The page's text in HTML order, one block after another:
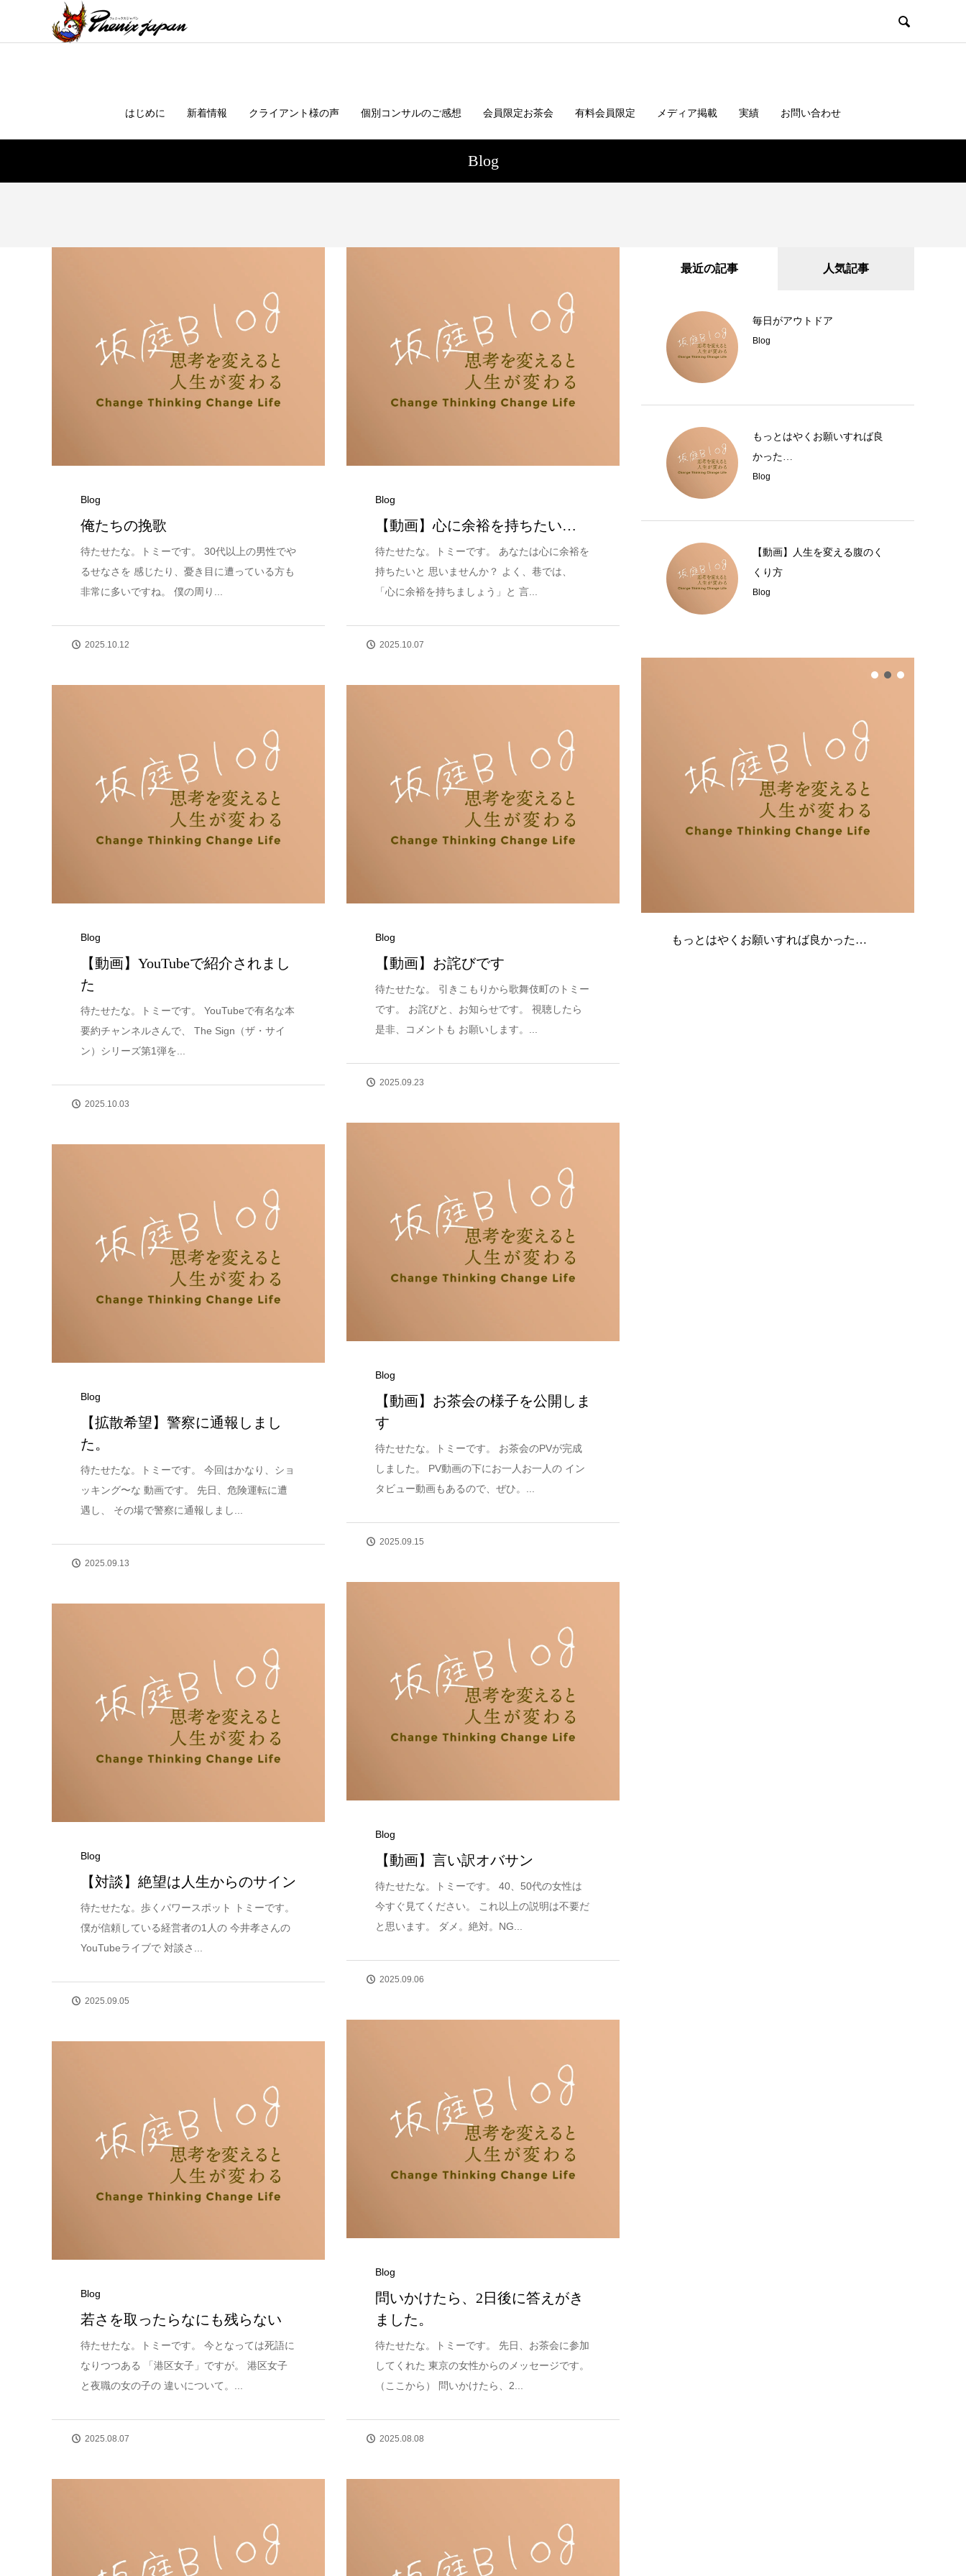

はじめに 新着情報 クライアント様の声 個別コンサルのご感想 会員限定お茶会 有料会員限定 メディア掲載 実績 お問い合わせ
Blog
Blog
俺たちの挽歌
待たせたな。トミーです。 30代以上の男性でや
るせなさを 感じたり、憂き目に遭っている方も
非常に多いですね。 僕の周り...
2025.10.12
Blog
【動画】心に余裕を持ちたい…
待たせたな。トミーです。 あなたは心に余裕を
持ちたいと 思いませんか？ よく、巷では、
「心に余裕を持ちましょう」と 言...
2025.10.07
Blog
【動画】YouTubeで紹介されまし
た
待たせたな。トミーです。 YouTubeで有名な本
要約チャンネルさんで、 The Sign（ザ・サイ
ン）シリーズ第1弾を...
2025.10.03
Blog
【動画】お詫びです
待たせたな。 引きこもりから歌舞伎町のトミー
です。 お詫びと、お知らせです。 視聴したら
是非、コメントも お願いします。...
2025.09.23
Blog
【動画】お茶会の様子を公開しま
す
待たせたな。トミーです。 お茶会のPVが完成
しました。 PV動画の下にお一人お一人の イン
タビュー動画もあるので、ぜひ。...
2025.09.15
Blog
【拡散希望】警察に通報しまし
た。
待たせたな。トミーです。 今回はかなり、ショ
ッキング〜な 動画です。 先日、危険運転に遭
遇し、 その場で警察に通報しまし...
2025.09.13
Blog
【動画】言い訳オバサン
待たせたな。トミーです。 40、50代の女性は
今すぐ見てください。 これ以上の説明は不要だ
と思います。 ダメ。絶対。NG...
2025.09.06
Blog
【対談】絶望は人生からのサイン
待たせたな。歩くパワースポット トミーです。
僕が信頼している経営者の1人の 今井孝さんの
YouTubeライブで 対談さ...
2025.09.05
Blog
問いかけたら、2日後に答えがき
ました。
待たせたな。トミーです。 先日、お茶会に参加
してくれた 東京の女性からのメッセージです。
（ここから） 問いかけたら、2...
2025.08.08
Blog
若さを取ったらなにも残らない
待たせたな。トミーです。 今となっては死語に
なりつつある 「港区女子」ですが。 港区女子
と夜職の女の子の 違いについて。...
2025.08.07
最近の記事 人気記事
毎日がアウトドア
Blog
もっとはやくお願いすれば良
かった…
Blog
【動画】人生を変える腹のく
くり方
Blog
もっとはやくお願いすれば良かった…